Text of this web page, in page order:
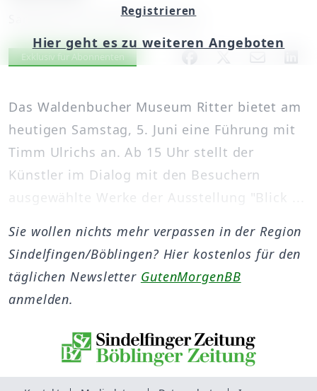
Samstag, 05. Juni 2010, 00:00 Uhr
Artikel vorlesen
Exklusiv für Abonnenten
Das Waldenbucher Museum Ritter bietet am
heutigen Samstag, 5. Juni eine Führung mit
Timm Ulrichs an. Ab 15 Uhr stellt der
Künstler im Dialog mit den Besuchern
ausgewählte Werke der Ausstellung "Blick ...
Registrieren
Hier geht es zu weiteren Angeboten
Sie wollen nichts mehr verpassen in der Region
Sindelfingen/Böblingen? Hier kostenlos für den
täglichen Newsletter GutenMorgenBB
anmelden.